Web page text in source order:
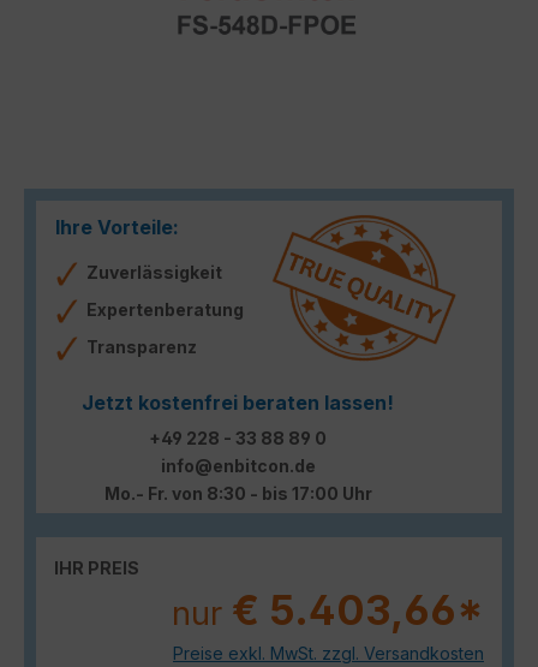
Ihre Vorteile:
Zuverlässigkeit
Expertenberatung
Transparenz
Jetzt kostenfrei beraten lassen!
+49 228 - 33 88 89 0
info@enbitcon.de
Mo.- Fr. von 8:30 - bis 17:00 Uhr
IHR PREIS
nur € 5.403,66*
Preise exkl. MwSt. zzgl. Versandkosten